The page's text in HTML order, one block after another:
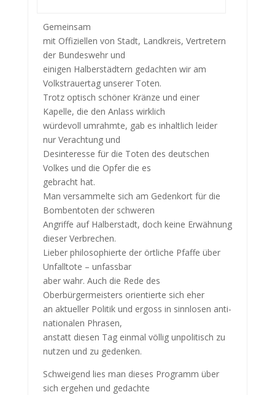
Gemeinsam
mit Offiziellen von Stadt, Landkreis, Vertretern
der Bundeswehr und
einigen Halberstädtern gedachten wir am
Volkstrauertag unserer Toten.
Trotz optisch schöner Kränze und einer
Kapelle, die den Anlass wirklich
würdevoll umrahmte, gab es inhaltlich leider
nur Verachtung und
Desinteresse für die Toten des deutschen
Volkes und die Opfer die es
gebracht hat.
Man versammelte sich am Gedenkort für die
Bombentoten der schweren
Angriffe auf Halberstadt, doch keine Erwähnung
dieser Verbrechen.
Lieber philosophierte der örtliche Pfaffe über
Unfalltote – unfassbar
aber wahr. Auch die Rede des
Oberbürgermeisters orientierte sich eher
an aktueller Politik und ergoss in sinnlosen anti-
nationalen Phrasen,
anstatt diesen Tag einmal völlig unpolitisch zu
nutzen und zu gedenken.
Schweigend lies man dieses Programm über
sich ergehen und gedachte